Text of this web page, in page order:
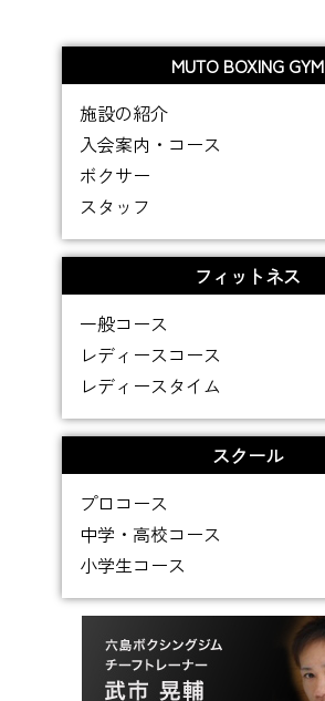
MUTO BOXING GYM
施設の紹介
入会案内・コース
ボクサー
スタッフ
フィットネス
一般コース
レディースコース
レディースタイム
スクール
プロコース
中学・高校コース
小学生コース